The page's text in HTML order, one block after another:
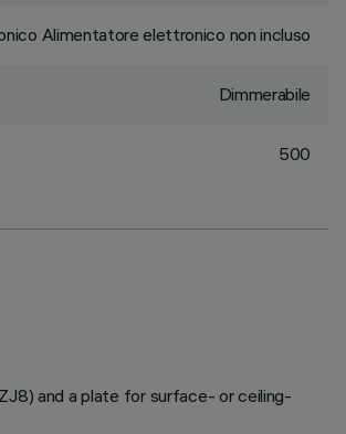
Alimentatore elettronico non incluso
Dimmerabile
500
and a plate for surface- or ceiling-